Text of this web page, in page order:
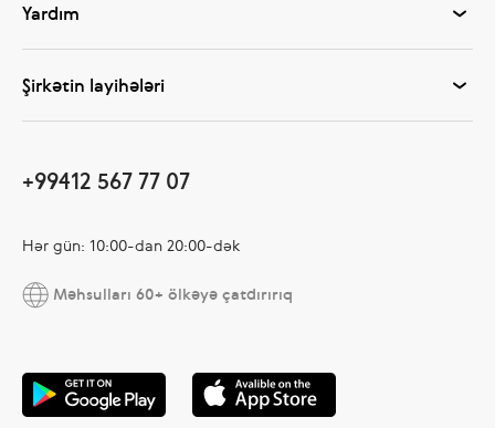
Yardım
Şirkətin layihələri
+99412 567 77 07
Hər gün: 10:00-dan 20:00-dək
Məhsulları 60+ ölkəyə çatdırırıq